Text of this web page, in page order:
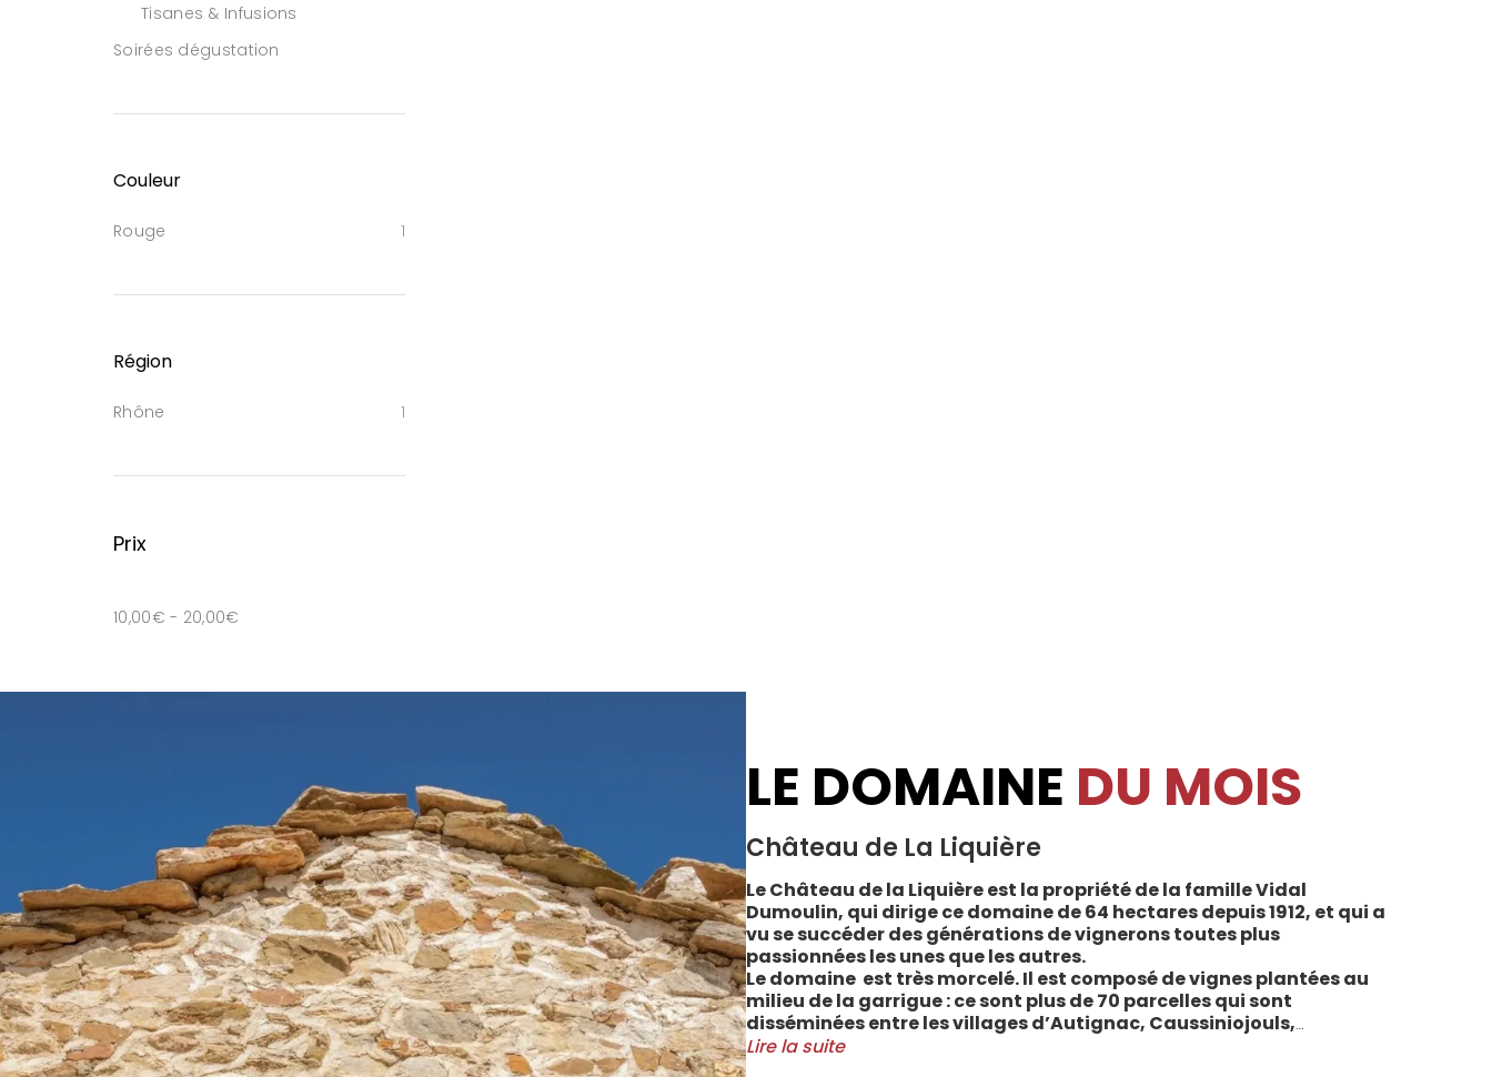
Tisanes & Infusions
Soirées dégustation
Couleur
Rouge 1
Région
Rhône 1
Prix
10,00€ - 20,00€
LE DOMAINE DU MOIS
Château de La Liquière
Le Château de la Liquière est la propriété de la famille Vidal
Dumoulin, qui dirige ce domaine de 64 hectares depuis 1912, et qui a
vu se succéder des générations de vignerons toutes plus
passionnées les unes que les autres.
Le domaine est très morcelé. Il est composé de vignes plantées au
milieu de la garrigue : ce sont plus de 70 parcelles qui sont
disséminées entre les villages d’Autignac, Caussiniojouls,
Cabrerolles et Faugères, au nord de l’aire de l’Appellation. La grande
Lire la suite